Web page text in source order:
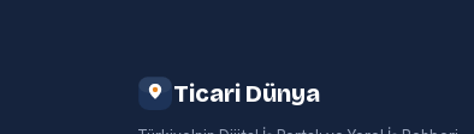
Ticari Dünya